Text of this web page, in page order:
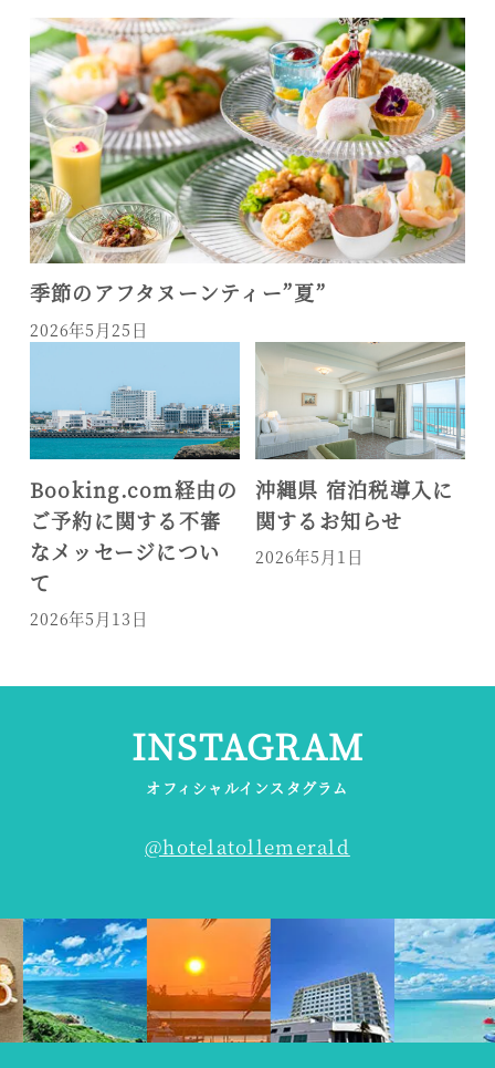
季節のアフタヌーンティー”夏”
2026年5月25日
経由の
予約に関する不審
メッセージについ
年5月13日
沖縄県 宿泊税導入に
関するお知らせ
2026年5月1日
季節
INSTAGRAM
オフィシャルインスタグラム
@hotelatollemerald